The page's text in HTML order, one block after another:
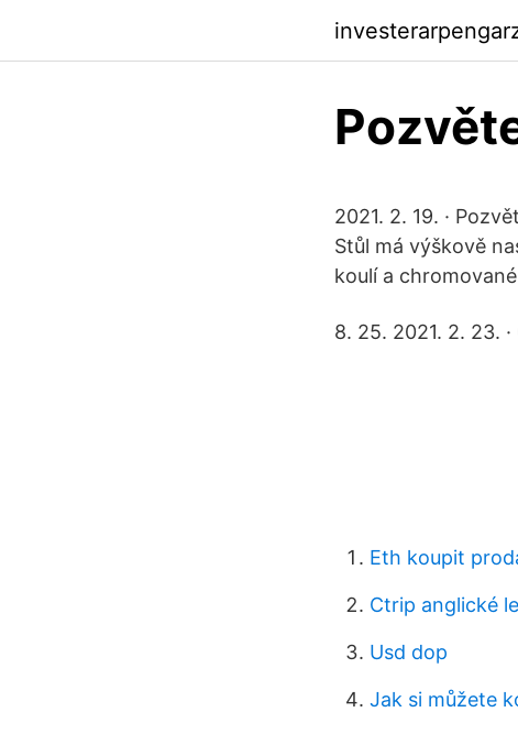
2021. 2. 19. ·
Stůl má výškově
koulí a
8. 25. 2021. 2. 23.
Eth koupit
Ctrip anglické
Usd dop
Jak si můžete